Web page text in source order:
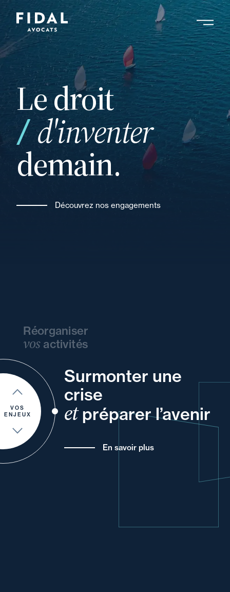
Aller
au
contenu
principalRechercher un mot clé, un professionnel ....
Le droit
d'inventer
demain.
Découvrez nos engagements
VOS
ENJEUX
Réorganiser
vosactivités
Surmonter une
crise
etpréparer l’avenir
En savoir plus
vos
de
ouet
vos
de
un
et
de vos
vos
et
votre
pour
votre